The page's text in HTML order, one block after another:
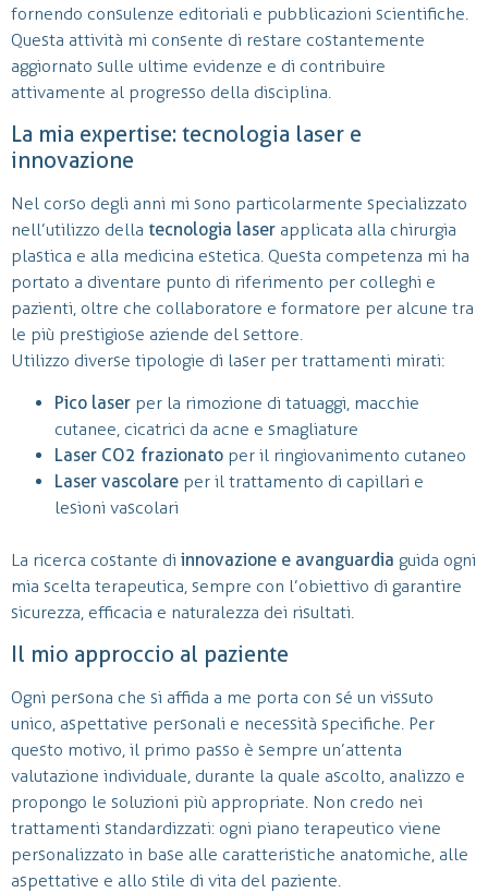
fornendo consulenze editoriali e pubblicazioni scientifiche.
Questa attività mi consente di restare costantemente
aggiornato sulle ultime evidenze e di contribuire
attivamente al progresso della disciplina.
La mia expertise: tecnologia laser e
innovazione
Nel corso degli anni mi sono particolarmente specializzato
nell’utilizzo della tecnologia laser applicata alla chirurgia
plastica e alla medicina estetica. Questa competenza mi ha
portato a diventare punto di riferimento per colleghi e
pazienti, oltre che collaboratore e formatore per alcune tra
le più prestigiose aziende del settore.
Utilizzo diverse tipologie di laser per trattamenti mirati:
Pico laser per la rimozione di tatuaggi, macchie
cutanee, cicatrici da acne e smagliature
Laser CO2 frazionato per il ringiovanimento cutaneo
Laser vascolare per il trattamento di capillari e
lesioni vascolari
La ricerca costante di innovazione e avanguardia guida ogni
mia scelta terapeutica, sempre con l’obiettivo di garantire
sicurezza, efficacia e naturalezza dei risultati.
Il mio approccio al paziente
Ogni persona che si affida a me porta con sé un vissuto
unico, aspettative personali e necessità specifiche. Per
questo motivo, il primo passo è sempre un’attenta
valutazione individuale, durante la quale ascolto, analizzo e
propongo le soluzioni più appropriate. Non credo nei
trattamenti standardizzati: ogni piano terapeutico viene
personalizzato in base alle caratteristiche anatomiche, alle
aspettative e allo stile di vita del paziente.